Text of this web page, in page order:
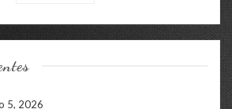
5, 2026